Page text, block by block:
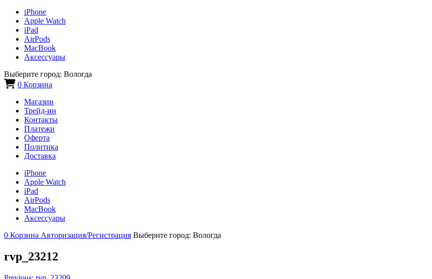
iPhone
Apple Watch
iPad
AirPods
MacBook
Аксессуары
Выберите город: Вологда
0 Корзина
Магазин
Трейд-ин
Контакты
Платежи
Оферта
Политика
Доставка
iPhone
Apple Watch
iPad
AirPods
MacBook
Аксессуары
0 Корзина Авторизация/Регистрация Выберите город: Вологда
rvp_23212